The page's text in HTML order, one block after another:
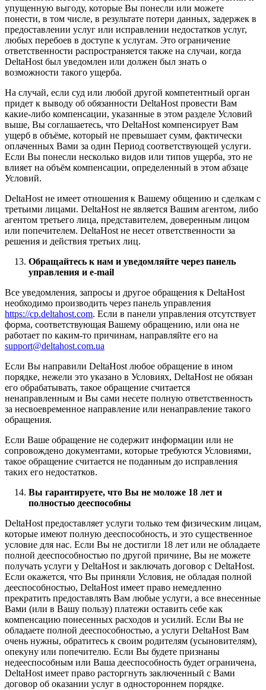
упущенную выгоду, которые Вы понесли или можете
понести, в том числе, в результате потери данных, задержек в
предоставлении услуг или исправлении недостатков услуг,
любых перебоев в доступе к услугам. Это ограничение
ответственности распространяется также на случаи, когда
DeltaHost был уведомлен или должен был знать о
возможности такого ущерба.
На случай, если суд или любой другой компетентный орган
придет к выводу об обязанности DeltaHost провести Вам
какие-либо компенсации, указанные в этом разделе Условий
выше, Вы соглашаетесь, что DeltaHost компенсирует Вам
ущерб в объёме, который не превышает сумм, фактически
оплаченных Вами за один Период соответствующей услуги.
Если Вы понесли несколько видов или типов ущерба, это не
влияет на объём компенсации, определенный в этом абзаце
Условий.
DeltaHost не имеет отношения к Вашему общению и сделкам с
третьими лицами. DeltaHost не является Вашим агентом, либо
агентом третьего лица, представителем, доверенным лицом
или попечителем. DeltaHost не несет ответственности за
решения и действия третьих лиц.
Обращайтесь к нам и уведомляйте через панель
управления и e-mail
Все уведомления, запросы и другое обращения к DeltaHost
необходимо производить через панель управления
https://cp.deltahost.com. Если в панели управления отсутствует
форма, соответствующая Вашему обращению, или она не
работает по каким-то причинам, направляйте его на
support@deltahost.com.ua
Если Вы направили DeltaHost любое обращение в ином
порядке, нежели это указано в Условиях, DeltaHost не обязан
его обрабатывать, такое обращение считается
ненаправленным и Вы сами несете полную ответственность
за несвоевременное направление или ненаправление такого
обращения.
Если Ваше обращение не содержит информации или не
сопровождено документами, которые требуются Условиями,
такое обращение считается не поданным до исправления
таких его недостатков.
Вы гарантируете, что Вы не моложе 18 лет и
полностью дееспособны
DeltaHost предоставляет услуги только тем физическим лицам,
которые имеют полную дееспособность, и это существенное
условие для нас. Если Вы не достигли 18 лет или не обладаете
полной дееспособностью по другой причине, Вы не можете
получать услуги у DeltaHost и заключать договор с DeltaHost.
Если окажется, что Вы приняли Условия, не обладая полной
дееспособностью, DeltaHost имеет право немедленно
прекратить предоставлять Вам любые услуги, а все внесенные
Вами (или в Вашу пользу) платежи оставить себе как
компенсацию понесенных расходов и усилий. Если Вы не
обладаете полной дееспособностью, а услуги DeltaHost Вам
очень нужны, обратитесь к своим родителям (усыновителям),
опекуну или попечителю. Если Вы будете признаны
недееспособным или Ваша дееспособность будет ограничена,
DeltaHost имеет право расторгнуть заключенный с Вами
договор об оказании услуг в одностороннем порядке.